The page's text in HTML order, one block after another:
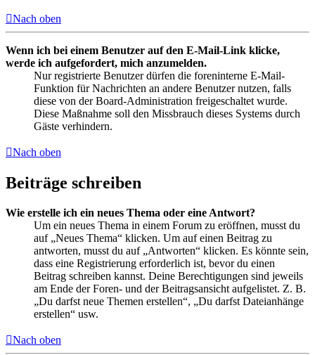
Nach oben
Wenn ich bei einem Benutzer auf den E-Mail-Link klicke,
werde ich aufgefordert, mich anzumelden.
Nur registrierte Benutzer dürfen die foreninterne E-Mail-
Funktion für Nachrichten an andere Benutzer nutzen, falls
diese von der Board-Administration freigeschaltet wurde.
Diese Maßnahme soll den Missbrauch dieses Systems durch
Gäste verhindern.
Nach oben
Beiträge schreiben
Wie erstelle ich ein neues Thema oder eine Antwort?
Um ein neues Thema in einem Forum zu eröffnen, musst du
auf „Neues Thema“ klicken. Um auf einen Beitrag zu
antworten, musst du auf „Antworten“ klicken. Es könnte sein,
dass eine Registrierung erforderlich ist, bevor du einen
Beitrag schreiben kannst. Deine Berechtigungen sind jeweils
am Ende der Foren- und der Beitragsansicht aufgelistet. Z. B.
„Du darfst neue Themen erstellen“, „Du darfst Dateianhänge
erstellen“ usw.
Nach oben